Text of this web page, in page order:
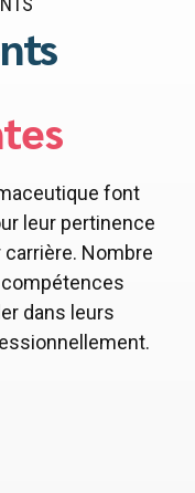
font
leur pertinence
Nombre
dans leurs